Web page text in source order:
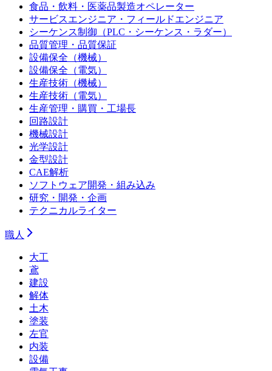
食品・飲料・医薬品製造オペレーター
サービスエンジニア・フィールドエンジニア
シーケンス制御（PLC・シーケンス・ラダー）
品質管理・品質保証
設備保全（機械）
設備保全（電気）
生産技術（機械）
生産技術（電気）
生産管理・購買・工場長
回路設計
機械設計
光学設計
金型設計
CAE解析
ソフトウェア開発・組み込み
研究・開発・企画
テクニカルライター
職人
大工
鳶
建設
解体
土木
塗装
左官
内装
設備